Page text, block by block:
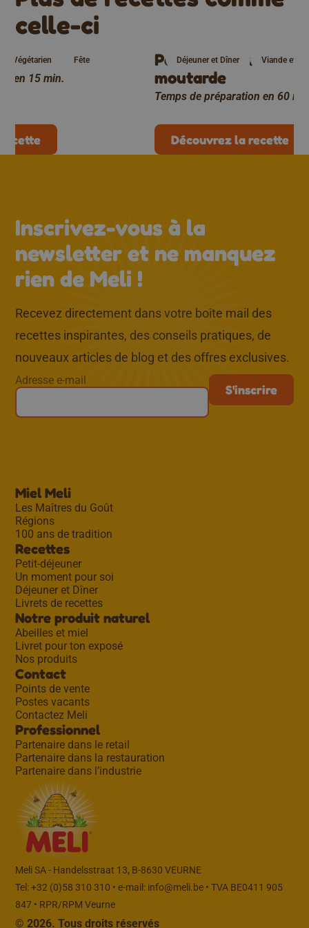
celle-ci
en 15 min.
Végétarien Fête
Poulet à la
moutarde
Temps de préparation en 60
Découvrez la recette
Déjeuner et Dîner Viande et
Inscrivez-vous à la
newsletter et ne manquez
rien de Meli !
Recevez directement dans votre boîte mail des
recettes inspirantes, des conseils pratiques, de
nouveaux articles de blog et des offres exclusives.
Adresse e-mail
Miel Meli
Les Maîtres du Goût
Régions
100 ans de tradition
Recettes
Petit-déjeuner
Un moment pour soi
Déjeuner et Dîner
Livrets de recettes
Notre produit naturel
Abeilles et miel
Livret pour ton exposé
Nos produits
Contact
Points de vente
Postes vacants
Contactez Meli
Professionnel
Partenaire dans le retail
Partenaire dans la restauration
Partenaire dans l’industrie
Meli SA - Handelsstraat 13, B-8630 VEURNE
Tel: +32 (0)58 310 310 • e-mail: info@meli.be• TVA BE0411 905
847 • RPR/RPM Veurne
© 2026. Tous droits réservés